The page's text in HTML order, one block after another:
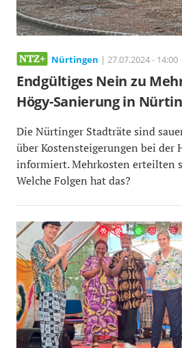
Nürtingen | 27.07.2024 - 14:00
Endgültiges Nein zu
Högy-Sanierung in
Die Nürtinger Stadträte sind
über Kostensteigerungen bei der
informiert. Mehrkosten erteilten
Welche Folgen hat das?